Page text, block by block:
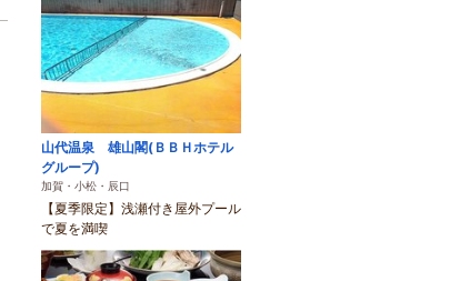
山代温泉 雄山閣(ＢＢＨホテル
グループ)
加賀・小松・辰口
【夏季限定】浅瀬付き屋外プール
で夏を満喫